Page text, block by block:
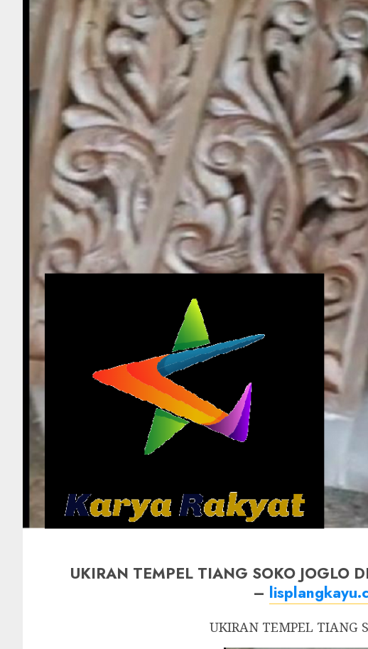
UKIRAN TEMPEL TIANG SOKO JOGLO
–
UKIRAN TEMPEL TIANG